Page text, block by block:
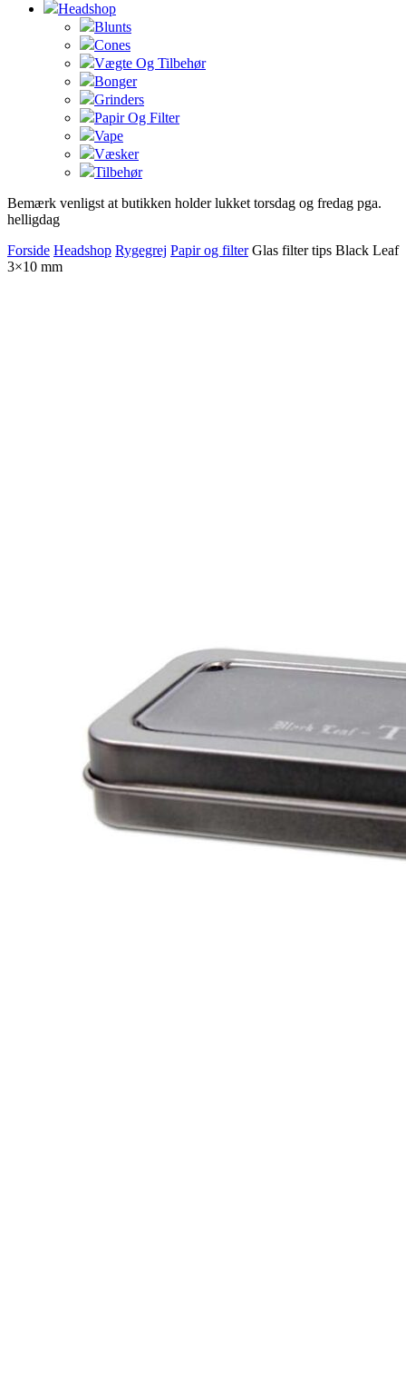
Headshop
Blunts
Cones
Vægte Og Tilbehør
Bonger
Grinders
Papir Og Filter
Vape
Væsker
Tilbehør
Bemærk venligst at butikken holder lukket torsdag og fredag pga.
helligdag
Forside Headshop Rygegrej Papir og filter Glas filter tips Black Leaf
3×10 mm